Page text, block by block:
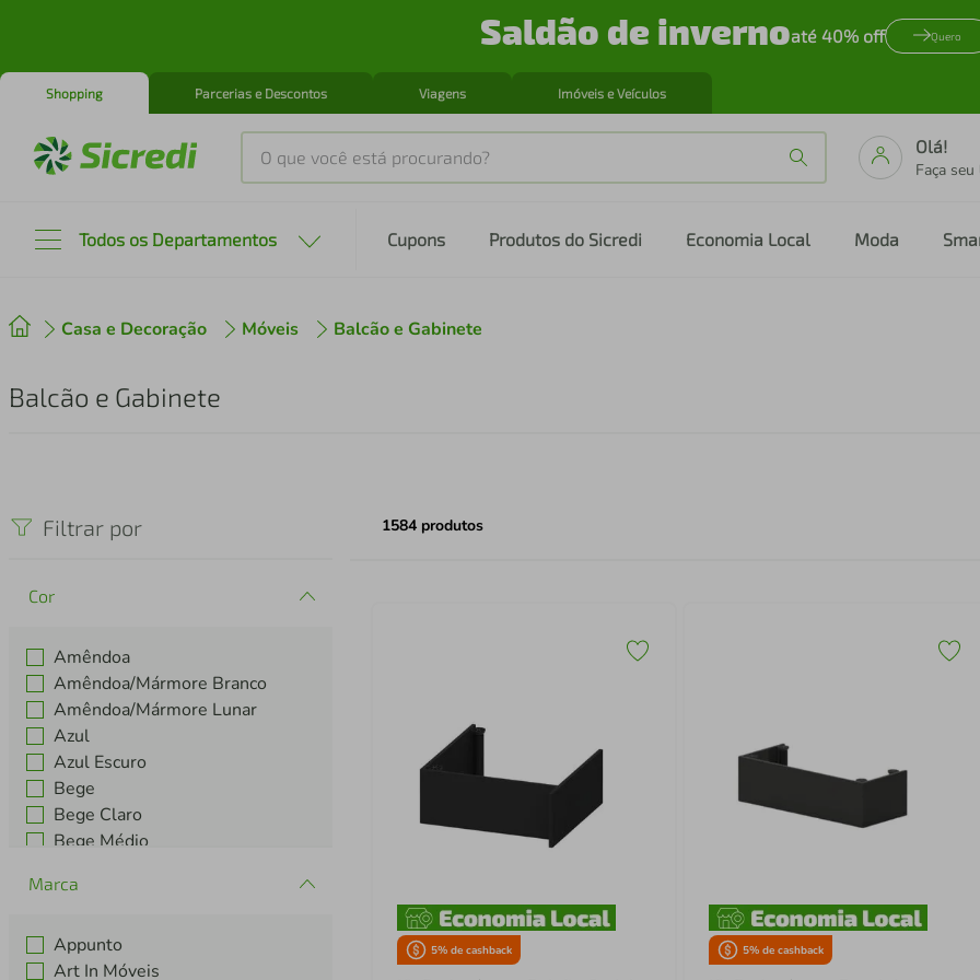
Saldão de invernoaté 40% off Quero
Shopping Parcerias e Descontos Viagens Imóveis e Veículos
O que você está procurando?
Olá!
Faça seu
Todos os Departamentos Cupons Produtos do Sicredi Economia Local Moda
Casa e Decoração Móveis Balcão e Gabinete
Balcão e Gabinete
Filtrar por
Cor
Amêndoa
Amêndoa/Mármore Branco
Amêndoa/Mármore Lunar
Azul
Azul Escuro
Bege
Bege Claro
Bege Médio
Branco
Marca
Appunto
Art In Móveis
1584 produtos
5% de cashback 5% de cashback
º cafeteira